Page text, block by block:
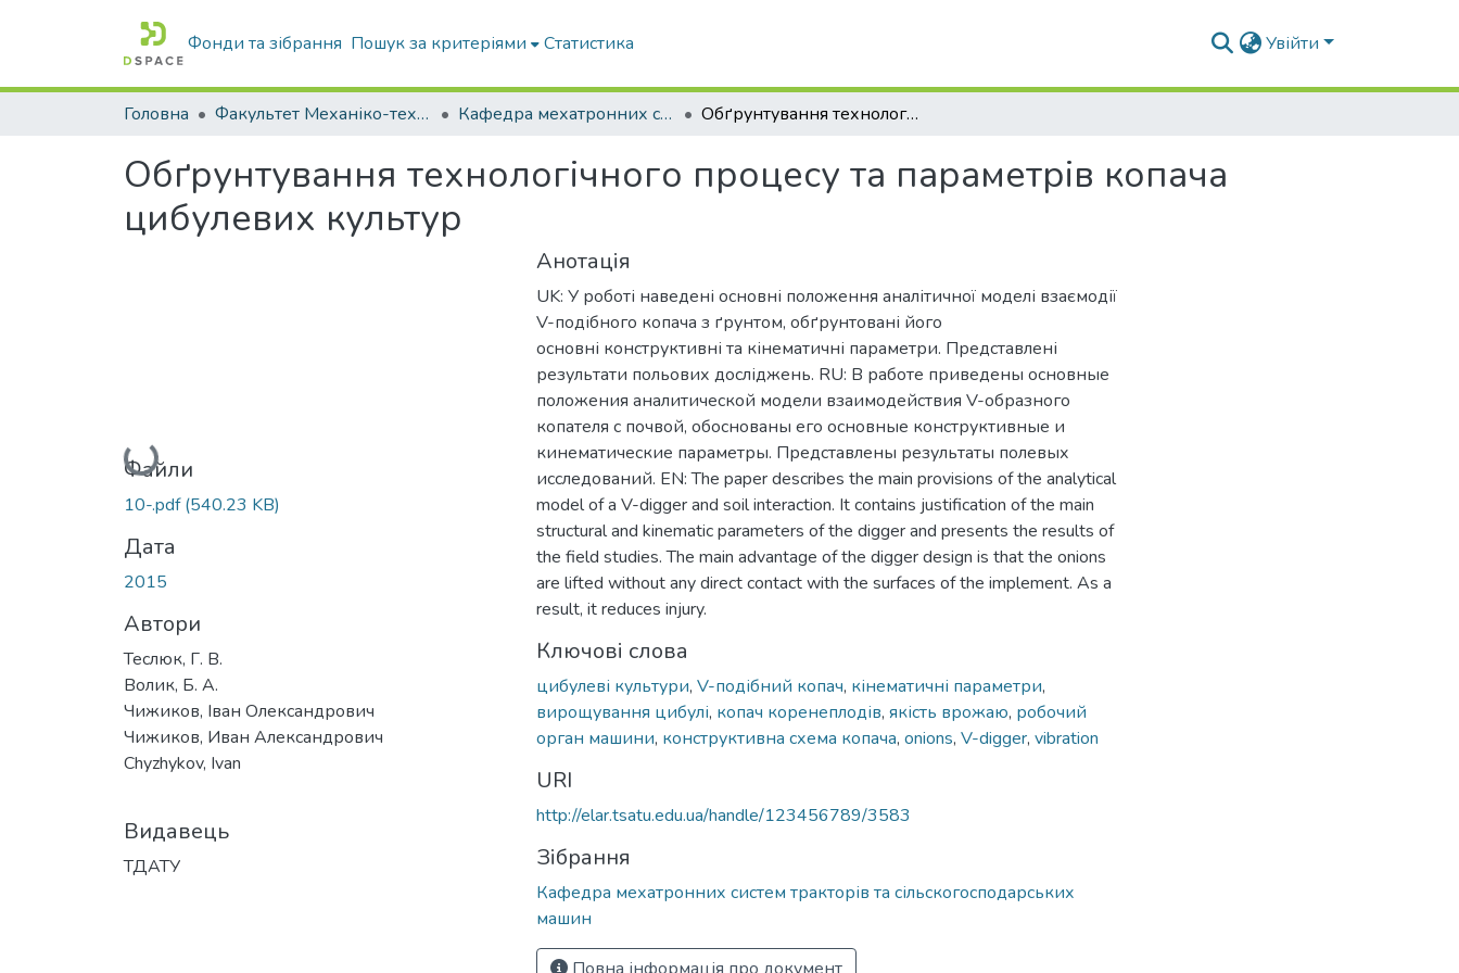
Фонди та зібрання Пошук за критеріями Статистика Увійти
Головна Факультет Механіко-технологічний Кафедра мехатронних систем тракторів та сільскогосподарських машин Обґрунтування технологічного процесу та параметрів копача цибулевих культур
Обґрунтування технологічного процесу та параметрів копача
цибулевих культур
Вантажиться...
Файли
10-.pdf(540.23 KB)
Дата
2015
Автори
Теслюк, Г. В.
Волик, Б. А.
Чижиков, Іван Олександрович
Чижиков, Иван Александрович
Chyzhykov, Ivan
Видавець
ТДАТУ
Анотація
UK: У роботі наведені основні положення аналітичної моделі взаємодії
V-подібного копача з ґрунтом, обґрунтовані його
основні конструктивні та кінематичні параметри. Представлені
результати польових досліджень. RU: В работе приведены основные
положения аналитической модели взаимодействия V-образного
копателя с почвой, обоснованы его основные конструктивные и
кинематические параметры. Представлены результаты полевых
исследований. EN: The paper describes the main provisions of the analytical
model of a V-digger and soil interaction. It contains justification of the main
structural and kinematic parameters of the digger and presents the results of
the field studies. The main advantage of the digger design is that the onions
are lifted without any direct contact with the surfaces of the implement. As a
result, it reduces injury.
Ключові слова
цибулеві культури, V-подібний копач, кінематичні параметри,
вирощування цибулі, копач коренеплодів, якість врожаю, робочий
орган машини, конструктивна схема копача, onions, V-digger, vibration
URI
http://elar.tsatu.edu.ua/handle/123456789/3583
Зібрання
Кафедра мехатронних систем тракторів та сільскогосподарських
машин